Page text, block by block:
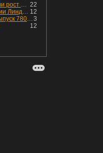
22
Санкции США пристрелили рост акций в России
12
Сенат США принял санкции Линдси Грэма против России
3
Лучшие бумаги недели. Выпуск 780 – обновления для пятницы
12